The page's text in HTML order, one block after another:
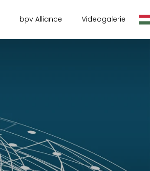
bpv Alliance Videogalerie